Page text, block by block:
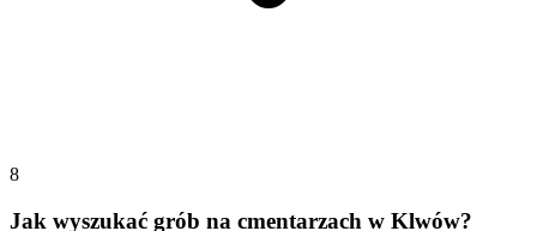
8
Jak wyszukać grób na cmentarzach w Klwów?